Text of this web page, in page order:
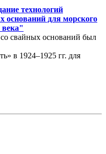
технологий
оснований для морского
века"
свайных оснований был
в 1924–1925 гг. для